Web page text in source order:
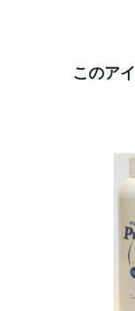
このア